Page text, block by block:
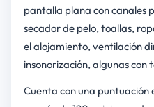
pantalla plana con canales
secador de pelo, toallas,
el alojamiento, ventilación
insonorización, algunas
Cuenta con una puntuación